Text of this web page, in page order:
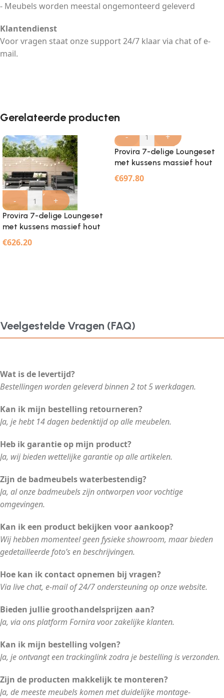
- Meubels worden meestal ongemonteerd geleverd
Klantendienst
Voor vragen staat onze support 24/7 klaar via chat of e-
mail.
Gerelateerde producten
- +
Provira 7-delige Loungeset
met kussens massief hout
grijs
€626.20
- +
Provira 7-delige Loungeset
met kussens massief hout
honingbruin
€697.80
Veelgestelde Vragen (FAQ)
Wat is de levertijd?
Bestellingen worden geleverd binnen 2 tot 5 werkdagen.
Kan ik mijn bestelling retourneren?
Ja, je hebt 14 dagen bedenktijd op alle meubelen.
Heb ik garantie op mijn product?
Ja, wij bieden wettelijke garantie op alle artikelen.
Zijn de badmeubels waterbestendig?
Ja, al onze badmeubels zijn ontworpen voor vochtige
omgevingen.
Kan ik een product bekijken voor aankoop?
Wij hebben momenteel geen fysieke showroom, maar bieden
gedetailleerde foto’s en beschrijvingen.
Hoe kan ik contact opnemen bij vragen?
Via live chat, e-mail of 24/7 ondersteuning op onze website.
Bieden jullie groothandelsprijzen aan?
Ja, via ons platform Fornira voor zakelijke klanten.
Kan ik mijn bestelling volgen?
Ja, je ontvangt een trackinglink zodra je bestelling is verzonden.
Zijn de producten makkelijk te monteren?
Ja, de meeste meubels komen met duidelijke montage-